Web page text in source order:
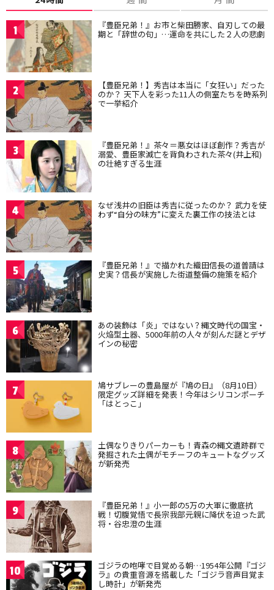
1 『豊臣兄弟！』お市と柴田勝家、自刃しての最
期と「辞世の句」…運命を共にした２人の悲劇
2 【豊臣兄弟！】秀吉は本当に「女狂い」だった
のか？ 天下人を彩った11人の側室たちを時系列
で一挙紹介
3 『豊臣兄弟！』茶々＝悪女はほぼ創作？秀吉が
溺愛、豊臣家滅亡を背負わされた茶々(井上和)
の壮絶すぎる生涯
4 なぜ浅井の旧臣は秀吉に従ったのか？ 武力を使
わず“自分の味方”に変えた裏工作の技法とは
5 『豊臣兄弟！』で描かれた織田信長の道普請は
史実？信長が実施した街道整備の施策を紹介
6 あの装飾は「炎」ではない？縄文時代の国宝・
火焔型土器、5000年前の人々が刻んだ謎とデザ
インの秘密
7 鳩サブレーの豊島屋が『鳩の日』（8月10日）
限定グッズ詳細を発表！今年はシリコンポーチ
「はとっこ」
8 土偶なりきりパーカーも！青森の縄文遺跡群で
発掘された土偶がモチーフのキュートなグッズ
が新発売
9 『豊臣兄弟！』小一郎の5万の大軍に徹底抗
戦！切腹覚悟で長宗我部元親に降伏を迫った武
将・谷忠澄の生涯
10 ゴジラの咆哮で目覚める朝…1954年公開『ゴジ
ラ』の貴重音源を搭載した「ゴジラ音声目覚ま
し時計」が新発売